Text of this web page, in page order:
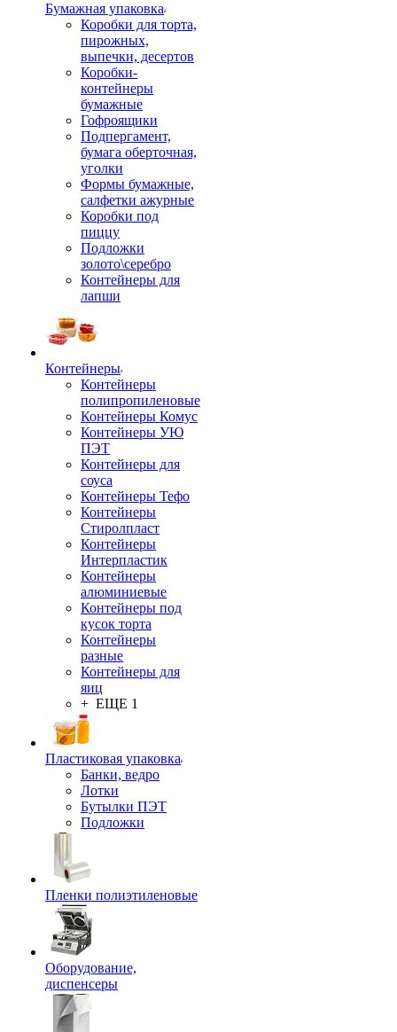
Бумажная упаковка
Коробки для торта,
пирожных,
выпечки, десертов
Коробки-
контейнеры
бумажные
Гофроящики
Подпергамент,
бумага оберточная,
уголки
Формы бумажные,
салфетки ажурные
Коробки под
пиццу
Подложки
золото\серебро
Контейнеры для
лапши
Контейнеры
Контейнеры
полипропиленовые
Контейнеры Комус
Контейнеры УЮ
ПЭТ
Контейнеры для
соуса
Контейнеры Тефо
Контейнеры
Стиролпласт
Контейнеры
Интерпластик
Контейнеры
алюминиевые
Контейнеры под
кусок торта
Контейнеры
разные
Контейнеры для
яиц
+ ЕЩЕ 1
Пластиковая упаковка
Банки, ведро
Лотки
Бутылки ПЭТ
Подложки
Пленки полиэтиленовые
Оборудование,
диспенсеры